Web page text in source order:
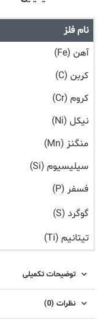
نام فلز
آهن (Fe)
کربن (C)
کروم (Cr)
نیکل (Ni)
منگنز (Mn)
سیلیسیوم (Si)
فسفر (P)
گوگرد (S)
تیتانیم (Ti)
توضیحات تکمیلی
نظرات (0)